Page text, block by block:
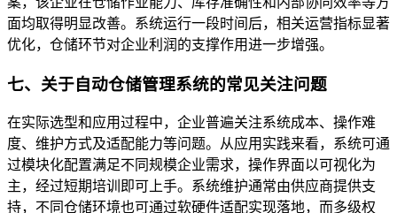
面均取得明显改善。系统运行一段时间后，相关运营指标显著
优化，仓储环节对企业利润的支撑作用进一步增强。
七、关于自动仓储管理系统的常见关注问题
在实际选型和应用过程中，企业普遍关注系统成本、操作难
度、维护方式及适配能力等问题。从应用实践来看，系统可通
过模块化配置满足不同规模企业需求，操作界面以可视化为
主，经过短期培训即可上手。系统维护通常由供应商提供支
持，不同仓储环境也可通过软硬件适配实现落地，而多级权